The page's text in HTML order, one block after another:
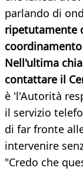
parlando di
ripetutamente
Nell'ultima
contattare il
è 'l'Autorità
il servizio
di far fronte
intervenire
"Credo che